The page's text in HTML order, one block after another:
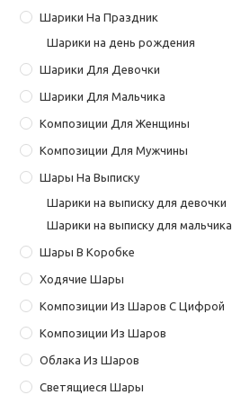
Шарики На Праздник
Шарики на день рождения
Шарики Для Девочки
Шарики Для Мальчика
Композиции Для Женщины
Композиции Для Мужчины
Шары На Выписку
Шарики на выписку для девочки
Шарики на выписку для мальчика
Шары В Коробке
Ходячие Шары
Композиции Из Шаров С Цифрой
Композиции Из Шаров
Облака Из Шаров
Светящиеся Шары